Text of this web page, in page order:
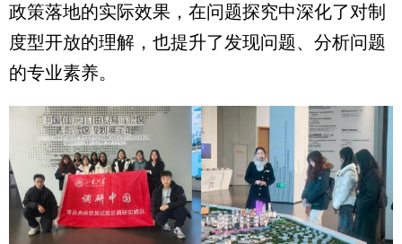
政策落地的实际效果，在问题探究中深化了对制
度型开放的理解，也提升了发现问题、分析问题
的专业素养。